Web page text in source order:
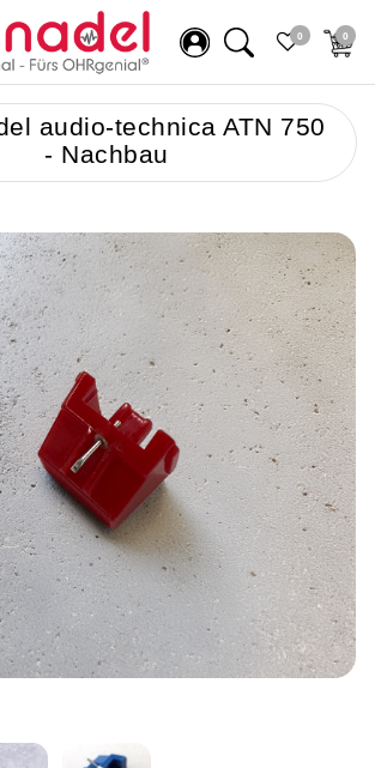
0 0
audio-technica ATN 750
- Nachbau